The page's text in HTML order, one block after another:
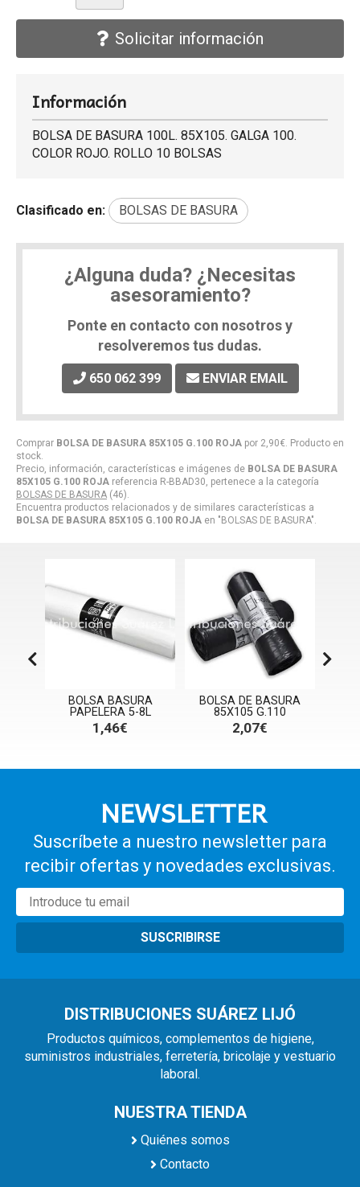
Solicitar información
Comprar BOLSA DE BASURA 85X105 G.100 ROJA por 2,90€. Producto en
stock.
Precio, información, características e imágenes de BOLSA DE BASURA
85X105 G.100 ROJA referencia R-BBAD30, pertenece a la categoría
BOLSAS DE BASURA (46).
Encuentra productos relacionados y de similares características a
BOLSA DE BASURA 85X105 G.100 ROJA en "BOLSAS DE BASURA".
Información
BOLSA DE BASURA 100L. 85X105. GALGA 100.
COLOR ROJO. ROLLO 10 BOLSAS
Clasificado en: BOLSAS DE BASURA
¿Alguna duda? ¿Necesitas
asesoramiento?
Ponte en contacto con nosotros y
resolveremos tus dudas.
650 062 399 ENVIAR EMAIL
BOLSA BASURA
PAPELERA 5-8L
1,46€
BOLSA DE BASURA
85X105 G.110
2,07€
NEWSLETTER
Suscríbete a nuestro newsletter para
recibir ofertas y novedades exclusivas.
SUSCRIBIRSE
DISTRIBUCIONES SUÁREZ LIJÓ
Productos químicos, complementos de higiene,
suministros industriales, ferretería, bricolaje y vestuario
laboral.
NUESTRA TIENDA
Quiénes somos
Contacto